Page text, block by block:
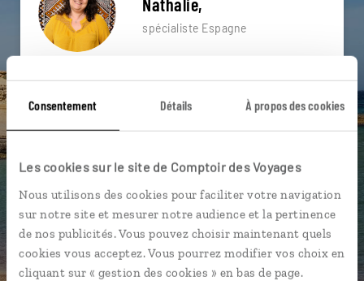
Consentement Détails À propos des cookies
Les cookies sur le site de Comptoir des Voyages
Nous utilisons des cookies pour faciliter votre navigation
sur notre site et mesurer notre audience et la pertinence
de nos publicités. Vous pouvez choisir maintenant quels
cookies vous acceptez. Vous pourrez modifier vos choix en
cliquant sur « gestion des cookies » en bas de page.
spécialiste Espagne
Échangez en face à face ou depuis nos studios
connectés en agence, mais aussi par email ou
téléphone.
Vous gardez le même interlocuteur avant,
pendant et après votre voyage.